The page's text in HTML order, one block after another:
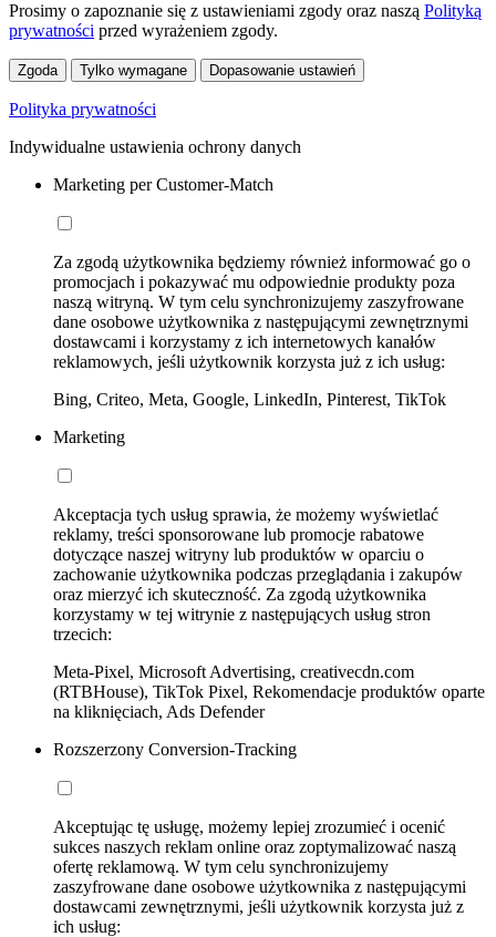
Prosimy o zapoznanie się z ustawieniami zgody oraz naszą Polityką
prywatności przed wyrażeniem zgody.
Zgoda Tylko wymagane Dopasowanie ustawień
Polityka prywatności
Indywidualne ustawienia ochrony danych
Marketing per Customer-Match
Za zgodą użytkownika będziemy również informować go o
promocjach i pokazywać mu odpowiednie produkty poza
naszą witryną. W tym celu synchronizujemy zaszyfrowane
dane osobowe użytkownika z następującymi zewnętrznymi
dostawcami i korzystamy z ich internetowych kanałów
reklamowych, jeśli użytkownik korzysta już z ich usług:
Bing, Criteo, Meta, Google, LinkedIn, Pinterest, TikTok
Marketing
Akceptacja tych usług sprawia, że możemy wyświetlać
reklamy, treści sponsorowane lub promocje rabatowe
dotyczące naszej witryny lub produktów w oparciu o
zachowanie użytkownika podczas przeglądania i zakupów
oraz mierzyć ich skuteczność. Za zgodą użytkownika
korzystamy w tej witrynie z następujących usług stron
trzecich:
Meta-Pixel, Microsoft Advertising, creativecdn.com
(RTBHouse), TikTok Pixel, Rekomendacje produktów oparte
na kliknięciach, Ads Defender
Rozszerzony Conversion-Tracking
Akceptując tę usługę, możemy lepiej zrozumieć i ocenić
sukces naszych reklam online oraz zoptymalizować naszą
ofertę reklamową. W tym celu synchronizujemy
zaszyfrowane dane osobowe użytkownika z następującymi
dostawcami zewnętrznymi, jeśli użytkownik korzysta już z
ich usług: